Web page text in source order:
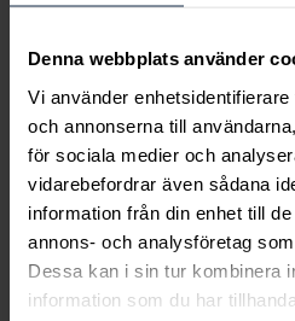
Denna webbplats använder
Vi använder
och annonserna till
för sociala medier och
vidarebefordrar även sådana
information från din enhet till
annons- och analysföretag
Dessa kan i sin tur kombinera
information som du har
Lily and Rose
Emily pearl bracelet -
Ivory
Pris:349 kr
349 kr
Smycka tar